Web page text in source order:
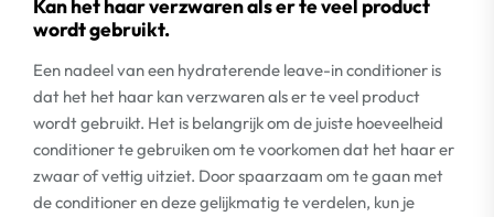
Kan het haar verzwaren als er te veel product
wordt gebruikt.
Een nadeel van een hydraterende leave-in conditioner is
dat het het haar kan verzwaren als er te veel product
wordt gebruikt. Het is belangrijk om de juiste hoeveelheid
conditioner te gebruiken om te voorkomen dat het haar er
zwaar of vettig uitziet. Door spaarzaam om te gaan met
de conditioner en deze gelijkmatig te verdelen, kun je